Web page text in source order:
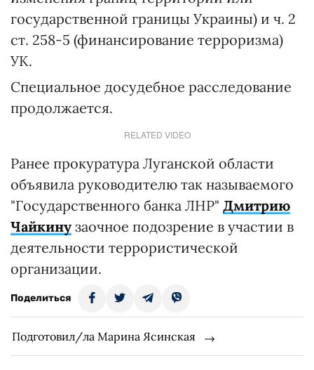
государственной границы Украины) и ч. 2
ст. 258-5 (финансирование терроризма)
УК.
Специальное досудебное расследование
продолжается.
RELATED VIDEO
Ранее прокуратура Луганской области
объявила руководителю так называемого
"Государственного банка ЛНР" Дмитрию
Чайкину заочное подозрение в участии в
деятельности террористической
организации.
Поделиться
Подготовил/ла Марина Ясинская